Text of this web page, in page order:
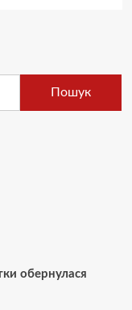
Пошук
обернулася